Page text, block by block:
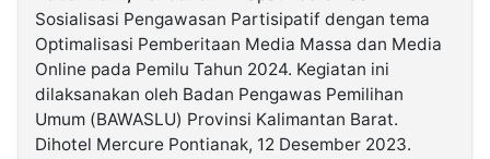
Kabarbaru.co
2026
Sosialisasi Pengawasan Partisipatif dengan tema
Optimalisasi Pemberitaan Media Massa dan Media
Online pada Pemilu Tahun 2024. Kegiatan ini
dilaksanakan oleh Badan Pengawas Pemilihan
Umum (BAWASLU) Provinsi Kalimantan Barat.
Dihotel Mercure Pontianak, 12 Desember 2023.